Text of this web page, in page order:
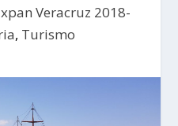
Veracruz 2018-
, Turismo